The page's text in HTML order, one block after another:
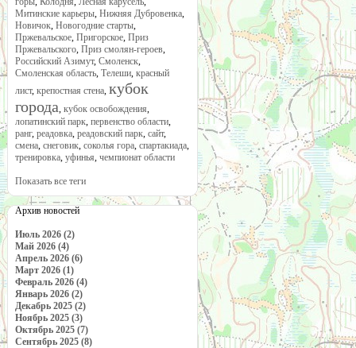
Митинские карьеры, Нижняя Дубровенка,
Новичок, Новогодние старты,
Пржевальское, Пригорское, Приз
Пржевальского, Приз смолян-героев,
Российский Азимут, Смоленск,
Смоленская область, Телеши, красный
лист, крепостная стена, кубок
города, кубок освобождения,
лопатинский парк, первенство области,
ранг, реадовка, реадовский парк, сайт,
смена, снеговик, соколья гора, спартакиада,
тренировка, уфинья, чемпионат области
Показать все теги
Архив новостей
Июль 2026 (2)
Май 2026 (4)
Апрель 2026 (6)
Март 2026 (1)
Февраль 2026 (4)
Январь 2026 (2)
Декабрь 2025 (2)
Ноябрь 2025 (3)
Октябрь 2025 (7)
Сентябрь 2025 (8)